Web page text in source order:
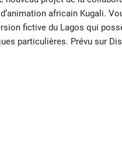
africain Kugali.
fictive du Lagos qui
particulières. Prévu sur